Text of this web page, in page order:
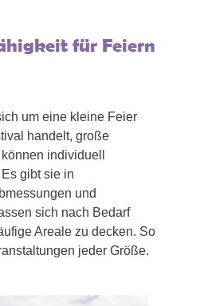
für Feiern
um eine kleine Feier
handelt, große
individuell
gibt sie in
und
sich nach Bedarf
Areale zu decken. So
jeder Größe.